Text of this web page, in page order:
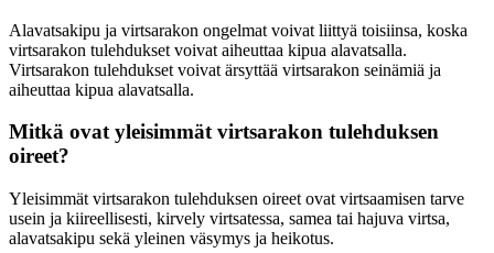
Alavatsakipu ja virtsarakon ongelmat voivat liittyä toisiinsa, koska
virtsarakon tulehdukset voivat aiheuttaa kipua alavatsalla.
Virtsarakon tulehdukset voivat ärsyttää virtsarakon seinämiä ja
aiheuttaa kipua alavatsalla.
Mitkä ovat yleisimmät virtsarakon tulehduksen
oireet?
Yleisimmät virtsarakon tulehduksen oireet ovat virtsaamisen tarve
usein ja kiireellisesti, kirvely virtsatessa, samea tai hajuva virtsa,
alavatsakipu sekä yleinen väsymys ja heikotus.